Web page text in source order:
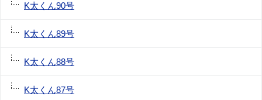
K太くん90号
K太くん89号
K太くん88号
K太くん87号